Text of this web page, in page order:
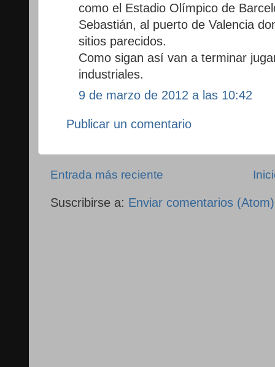
como el Estadio Olímpico de
Sebastián, al puerto de Valencia
sitios parecidos.
Como sigan así van a terminar
industriales.
9 de marzo de 2012 a las 10:42
Publicar un comentario
Entrada más reciente
Suscribirse a: Enviar comentarios (Atom)